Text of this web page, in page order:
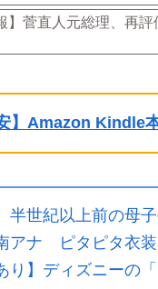
】菅直人元総理、再
】Amazon Kindle
半世紀以上前の母
アナ ピタピタ衣装
り】ディズニーの